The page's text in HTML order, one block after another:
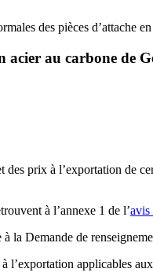
des pièces d’attache
acier au carbone de
prix à l’exportation de
à l’annexe 1 de l’avis
la Demande de
applicables